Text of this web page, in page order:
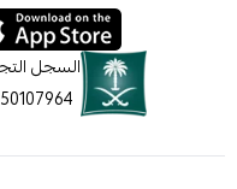
السجل